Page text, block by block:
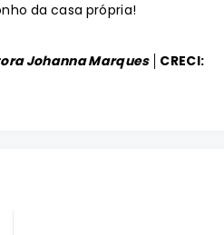
da casa própria!
Johanna Marques │ CRECI: